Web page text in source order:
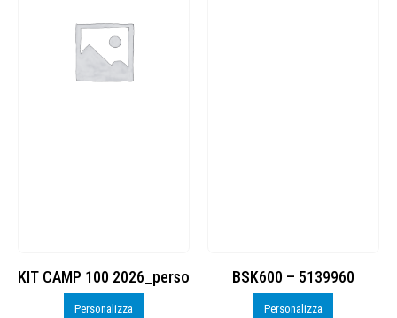
KIT CAMP 100 2026_perso
Personalizza
BSK600 – 5139960
Personalizza